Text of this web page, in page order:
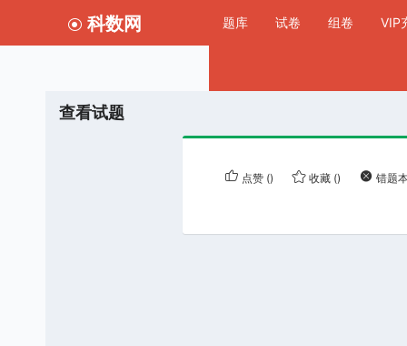
科数网 题库 试卷 组卷 VIP
查看试题
点赞 () 收藏 () 错题